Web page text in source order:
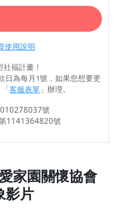
使用說明
福計畫！
日為每月1號，如果您想要更
客服表單」辦理。
號
1141364820號
家園關懷協會
影片